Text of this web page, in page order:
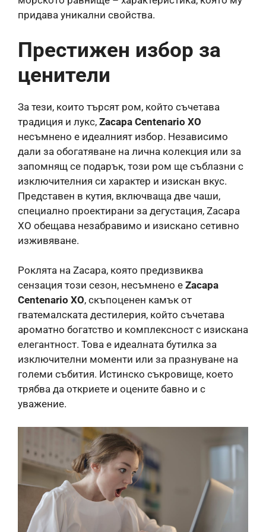
придава уникални свойства.
Престижен избор за
ценители
За тези, които търсят ром, който съчетава
традиция и лукс, Zacapa Centenario XO
несъмнено е идеалният избор. Независимо
дали за обогатяване на лична колекция или за
запомнящ се подарък, този ром ще съблазни с
изключителния си характер и изискан вкус.
Представен в кутия, включваща две чаши,
специално проектирани за дегустация, Zacapa
XO обещава незабравимо и изискано сетивно
изживяване.
Роклята на Zacapa, която предизвиква
сензация този сезон, несъмнено е Zacapa
Centenario XO, скъпоценен камък от
гватемалската дестилерия, който съчетава
ароматно богатство и комплексност с изискана
елегантност. Това е идеалната бутилка за
изключителни моменти или за празнуване на
големи събития. Истинско съкровище, което
трябва да откриете и оцените бавно и с
уважение.